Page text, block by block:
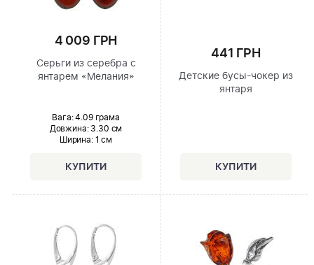
4 009 ГРН
Серьги из серебра с
янтарем «Мелания»
Вага: 4.09 грама
Довжина:3.30 см
Ширина: 1 см
441 ГРН
Детские бусы-чокер из
янтаря